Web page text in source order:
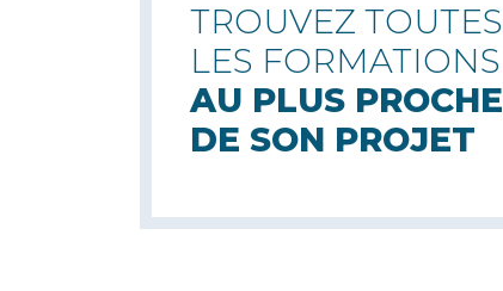
TROUVEZ TOUTES
LES FORMATIONS
AU PLUS PROCHE
DE SON PROJET